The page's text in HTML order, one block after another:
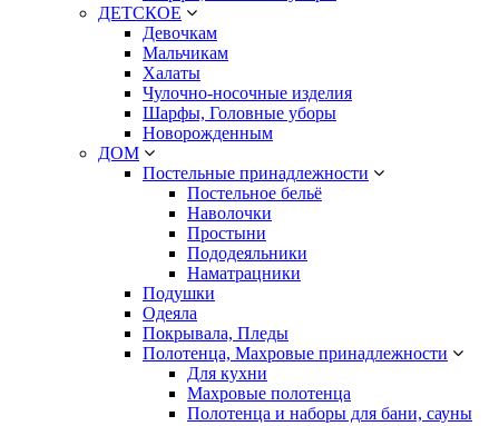
ДЕТСКОЕ
Девочкам
Мальчикам
Халаты
Чулочно-носочные изделия
Шарфы, Головные уборы
Новорожденным
ДОМ
Постельные принадлежности
Постельное бельё
Наволочки
Простыни
Пододеяльники
Наматрацники
Подушки
Одеяла
Покрывала, Пледы
Полотенца, Махровые принадлежности
Для кухни
Махровые полотенца
Полотенца и наборы для бани, сауны